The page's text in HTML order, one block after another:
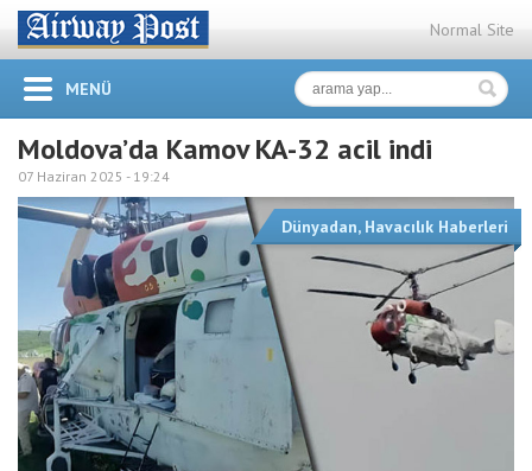
Normal Site
MENÜ
Moldova’da Kamov KA-32 acil indi
07 Haziran 2025 - 19:24
Dünyadan, Havacılık Haberleri